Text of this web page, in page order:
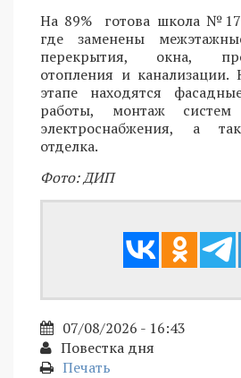
На 89% готова школа №17
где заменены
перекрытия, окна,
отопления и
этапе находятся
работы, монтаж
электроснабжения, а
отделка.
Фото: ДИП
07/08/2026 - 16:43
Повестка дня
Печать